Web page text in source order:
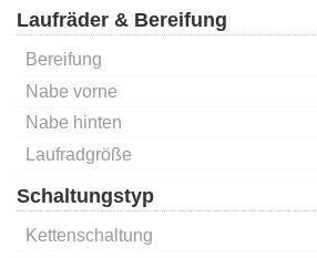
Laufräder & Bereifung
Bereifung
Nabe vorne
Nabe hinten
Laufradgröße
Schaltungstyp
Kettenschaltung